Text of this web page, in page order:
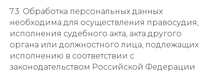
7.3. Обработка персональных данных
необходима для осуществления правосудия,
исполнения судебного акта, акта другого
органа или должностного лица, подлежащих
исполнению в соответствии с
законодательством Российской Федерации